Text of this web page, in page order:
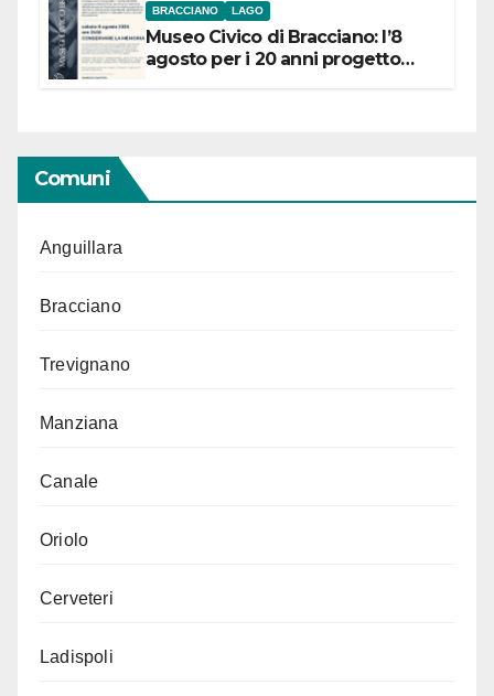
BRACCIANO LAGO
Museo Civico di Bracciano: l’8
agosto per i 20 anni progetto
Comuni
Anguillara
Bracciano
Trevignano
Manziana
Canale
Oriolo
Cerveteri
Ladispoli